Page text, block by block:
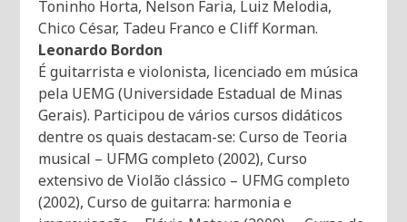
Toninho Horta, Nelson Faria, Luiz Melodia,
Chico César, Tadeu Franco e Cliff Korman.
Leonardo Bordon
É guitarrista e violonista, licenciado em música
pela UEMG (Universidade Estadual de Minas
Gerais). Participou de vários cursos didáticos
dentre os quais destacam-se: Curso de Teoria
musical – UFMG completo (2002), Curso
extensivo de Violão clássico – UFMG completo
(2002), Curso de guitarra: harmonia e